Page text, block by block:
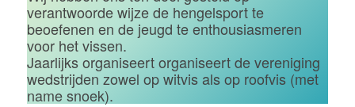
verantwoorde wijze de hengelsport te
beoefenen en de jeugd te enthousiasmeren
voor het vissen.
Jaarlijks organiseert organiseert de vereniging
wedstrijden zowel op witvis als op roofvis (met
name snoek).